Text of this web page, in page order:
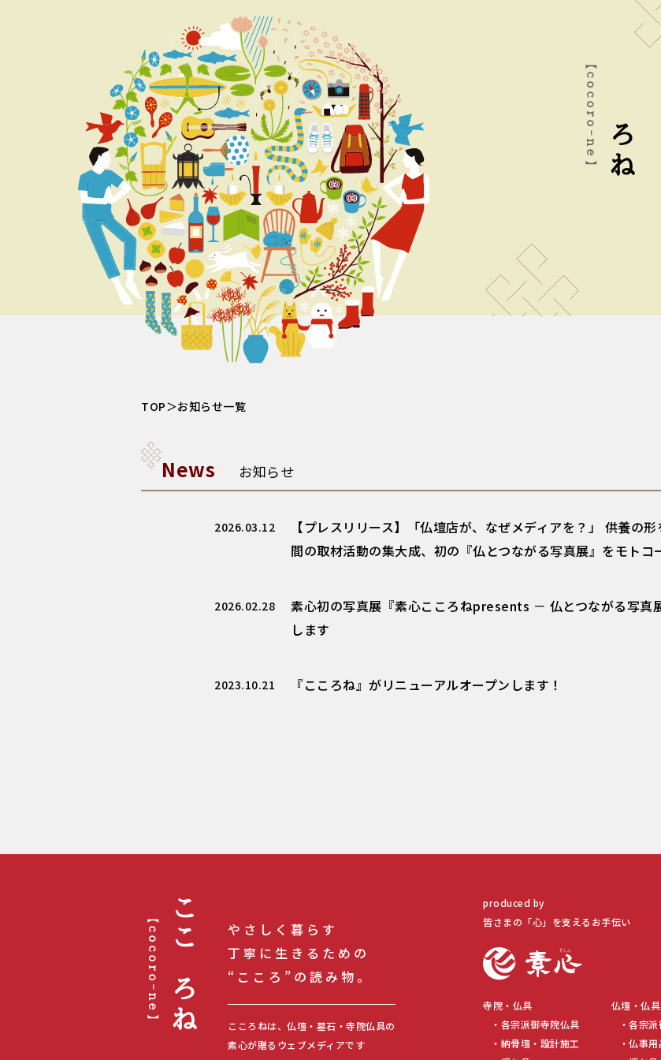
こころね
【cocoro-ne】
TOP＞お知らせ一覧
News お知らせ
2026.03.12
【プレスリリース】「仏壇店が、なぜメディアを？」 供養の
間の取材活動の集大成、初の『仏とつながる写真展』をモトコ
2026.02.28
素心初の写真展『素心こころねpresents － 仏とつながる写真
します
2023.10.21 『こころね』がリニューアルオープンします！
こころね
【cocoro-ne】
やさしく暮らす
丁寧に生きるための
“こころ”の読み物。
こころねは、仏壇・墓石・寺院仏具の
素心が贈るウェブメディアです
produced by
皆さまの「心」を支えるお手伝い
寺院・仏具
各宗派御寺院仏具
納骨壇・設計施工
仏壇・仏具
各宗
仏事用